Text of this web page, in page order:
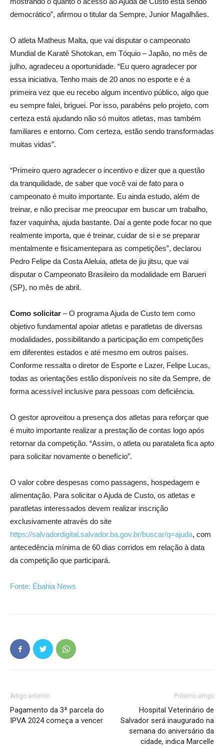
democrático”, afirmou o titular da Sempre, Junior Magalhães.
O atleta Matheus Malta, que vai disputar o campeonato
Mundial de Karatê Shotokan, em Tóquio – Japão, no mês de
julho, agradeceu a oportunidade. “Eu quero agradecer por
essa iniciativa. Tenho mais de 20 anos no esporte e é a
primeira vez que eu recebo algum incentivo público, algo que
eu sempre falei, briguei. Por isso, parabéns pelo projeto, com
certeza está ajudando não só muitos atletas, mas também
familiares e entorno. Com certeza, estão sendo transformadas
muitas vidas”.
“Primeiro quero agradecer o incentivo e dizer que a questão
da tranquilidade, de saber que você vai de fato para o
campeonato é muito importante. Eu ainda estudo, além de
treinar, e não precisar me preocupar em buscar um trabalho,
fazer vaquinha, ajuda bastante. Daí a gente pode focar no que
realmente importa, que é treinar, cuidar de si e se preparar
mentalmente e fisicamentepara as competições”, declarou
Pedro Felipe da Costa Aleluia, atleta de jiu jitsu, que vai
disputar o Campeonato Brasileiro da modalidade em Barueri
(SP), no mês de abril.
Como solicitar – O programa Ajuda de Custo tem como
objetivo fundamental apoiar atletas e paratletas de diversas
modalidades, possibilitando a participação em competições
em diferentes estados e até mesmo em outros países.
Conforme ressalta o diretor de Esporte e Lazer, Felipe Lucas,
todas as orientações estão disponíveis no site da Sempre, de
forma acessível inclusive para pessoas com deficiência.
O gestor aproveitou a presença dos atletas para reforçar que
é muito importante realizar a prestação de contas logo após
retornar da competição. “Assim, o atleta ou parataleta fica apto
para solicitar novamente o benefício”.
O valor cobre despesas como passagens, hospedagem e
alimentação. Para solicitar o Ajuda de Custo, os atletas e
paratletas interessados devem realizar inscrição
exclusivamente através do site
https://salvadordigital.salvador.ba.gov.br/buscar/q=ajuda, com
antecedência mínima de 60 dias corridos em relação à data
da competição que participará.
Fonte: Ébahia News
Artigo anterior
Pagamento da 3ª parcela do
IPVA 2024 começa a vencer
Próximo artigo
Hospital Veterinário de
Salvador será inaugurado na
semana do aniversário da
cidade, indica Marcelle